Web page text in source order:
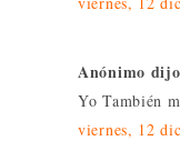
Anónimo
Yo También
viernes, 12